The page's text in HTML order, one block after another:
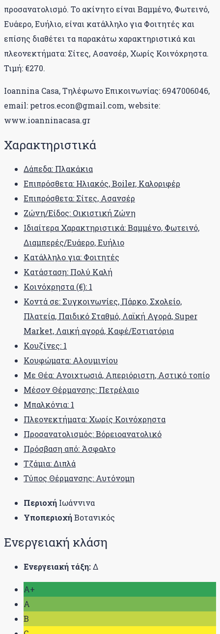
προσανατολισμό. Το ακίνητο είναι Βαμμένο, Φωτεινό,
Ευάερο, Ευήλιο, είναι κατάλληλο για Φοιτητές και
επίσης διαθέτει τα παρακάτω χαρακτηριστικά και
πλεονεκτήματα: Σίτες, Ασανσέρ, Χωρίς Κοινόχρηστα.
Τιμή: €270.
Ioannina Casa, Τηλέφωνο Επικοινωνίας: 6947006046,
email: petros.econ@gmail.com, website:
www.ioanninacasa.gr
Χαρακτηριστικά
Δάπεδα: Πλακάκια
Επιπρόσθετα: Ηλιακός, Boiler, Καλοριφέρ
Επιπρόσθετα: Σίτες, Ασανσέρ
Ζώνη/Είδος: Οικιστική Ζώνη
Ιδιαίτερα Χαρακτηριστικά: Βαμμένο, Φωτεινό,
Διαμπερές/Ευάερο, Ευήλιο
Κατάλληλο για: Φοιτητές
Κατάσταση: Πολύ Καλή
Κοινόχρηστα (€): 1
Κοντά σε: Συγκοινωνίες, Πάρκο, Σχολείο,
Πλατεία, Παιδικό Σταθμό, Λαϊκή Αγορά, Super
Market, Λαική αγορά, Καφέ/Εστιατόρια
Κουζίνες: 1
Κουφώματα: Αλουμινίου
Με Θέα: Ανοιχτωσιά, Απεριόριστη, Αστικό τοπίο
Μέσον Θέρμανσης: Πετρέλαιο
Μπαλκόνια: 1
Πλεονεκτήματα: Χωρίς Κοινόχρηστα
Προσανατολισμός: Βόρειοανατολικό
Πρόσβαση από: Άσφαλτο
Τζάμια: Διπλά
Τύπος Θέρμανσης: Αυτόνομη
Περιοχή Ιωάννινα
ΥποπεριοχήΒοτανικός
Ενεργειακή κλάση
Ενεργειακή τάξη:Δ
A+
A
B